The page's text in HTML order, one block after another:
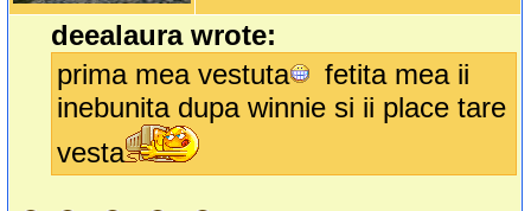
deealaura wrote:
prima mea vestuta
fetita mea ii
inebunita dupa winnie si ii place tare
vesta